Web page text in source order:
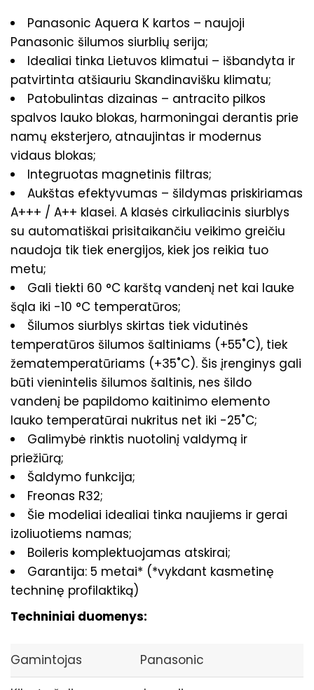
Panasonic Aquera K kartos – naujoji
Panasonic šilumos siurblių serija;
Idealiai tinka Lietuvos klimatui – išbandyta ir
patvirtinta atšiauriu Skandinavišku klimatu;
Patobulintas dizainas – antracito pilkos
spalvos lauko blokas, harmoningai derantis prie
namų eksterjero, atnaujintas ir modernus
vidaus blokas;
Integruotas magnetinis filtras;
Aukštas efektyvumas – šildymas priskiriamas
A+++ / A++ klasei. A klasės cirkuliacinis siurblys
su automatiškai prisitaikančiu veikimo greičiu
naudoja tik tiek energijos, kiek jos reikia tuo
metu;
Gali tiekti 60 °C karštą vandenį net kai lauke
šąla iki -10 °C temperatūros;
Šilumos siurblys skirtas tiek vidutinės
temperatūros šilumos šaltiniams (+55˚C), tiek
žematemperatūriams (+35˚C). Šis įrenginys gali
būti vienintelis šilumos šaltinis, nes šildo
vandenį be papildomo kaitinimo elemento
lauko temperatūrai nukritus net iki -25˚C;
Galimybė rinktis nuotolinį valdymą ir
priežiūrą;
Šaldymo funkcija;
Freonas R32;
Šie modeliai idealiai tinka naujiems ir gerai
izoliuotiems namas;
Boileris komplektuojamas atskirai;
Garantija: 5 metai* (*vykdant kasmetinę
techninę profilaktiką)
Techniniai duomenys:
Gamintojas
Panasonic